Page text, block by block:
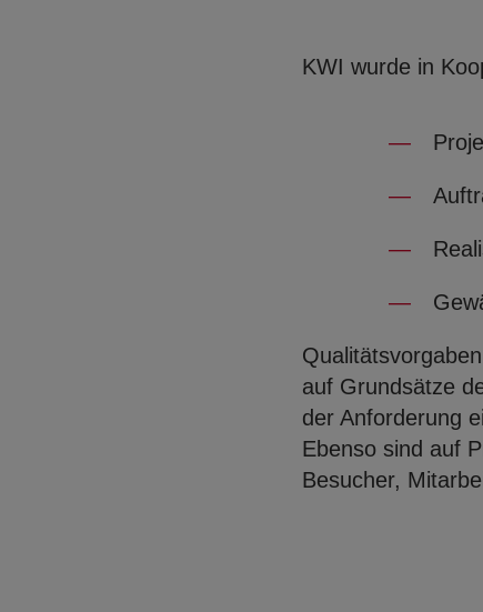
KWI wurde in
auf Grundsätze
der Anforderung
Ebenso sind auf
Besucher,